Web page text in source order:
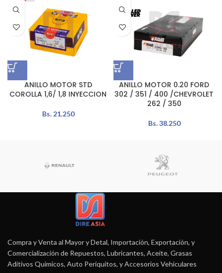
ANILLO MOTOR STD
COROLLA 1,6/ 1,8 INYECCION
Bs.21.250
ANILLO MOTOR 0.20 FORD
302 / 351 / 400 /CHEVROLET
262 / 350
Bs.38.250
Compra y Venta al Mayor y Detal, Importación, Exportación, y
Comercialización de Repuestos, Lubricantes, Aceite, Grasas
Aditivos Químicos, Auto Periquitos, y Accesorios Vehiculares